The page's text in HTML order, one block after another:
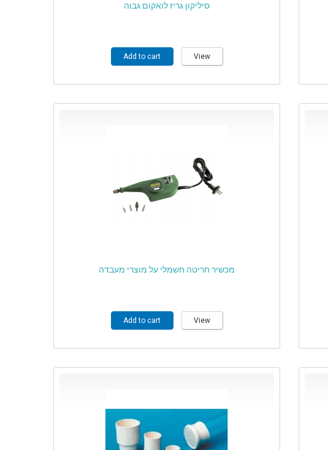
סיליקון גריז לואקום גבוה
Add to cart View
מכשיר חריטה חשמלי על מוצרי מעבדה
Add to cart View